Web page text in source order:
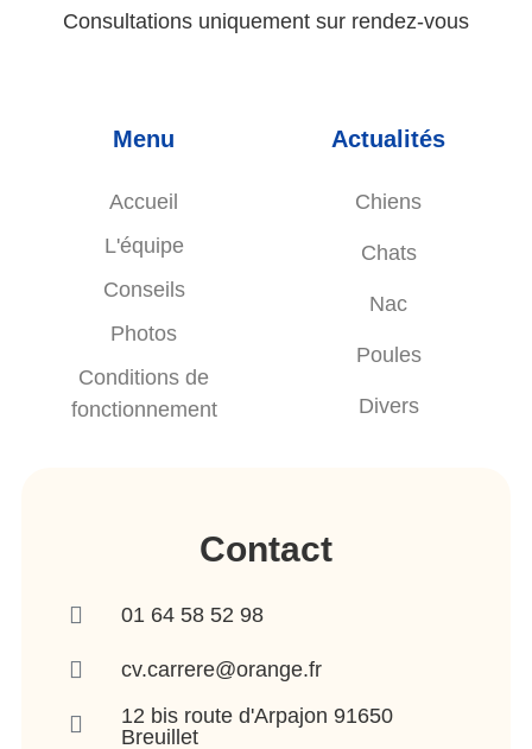
Consultations uniquement sur rendez-vous
Menu
Accueil
L'équipe
Conseils
Photos
Conditions de
fonctionnement
Actualités
Chiens
Chats
Nac
Poules
Divers
Contact
01 64 58 52 98
cv.carrere@orange.fr
12 bis route d'Arpajon 91650
Breuillet